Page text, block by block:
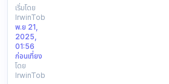
ДОСТУПНЫХ
ССЫЛОК
ДЛЯ
ВХОДА
НА
MEGA:
Зеркала
เริ่มโดย
IrwinTob
พ.ย 21,
2025,
01:56
ก่อนเที่ยง
โดย
IrwinTob